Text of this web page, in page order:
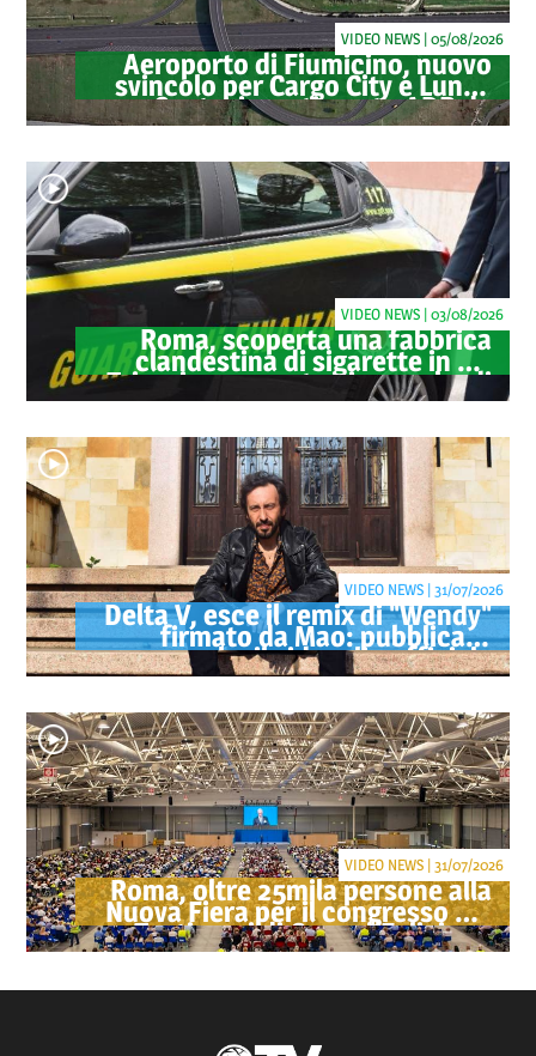
Aeroporto di Fiumicino, nuovo
svincolo per Cargo City e Lunga
Sosta: investimento ADR da
oltre 40 milioni
VIDEO NEWS | 05/08/2026
Roma, scoperta una fabbrica
clandestina di sigarette in via
Trigoria: sequestrati 1.350 kg di
tabacco
VIDEO NEWS | 03/08/2026
Delta V, esce il remix di "Wendy"
firmato da Mao: pubblicato
anche il videoclip ufficiale
VIDEO NEWS | 31/07/2026
Roma, oltre 25mila persone alla
Nuova Fiera per il congresso dei
Testimoni di Geova "Felici per
sempre"
VIDEO NEWS | 31/07/2026